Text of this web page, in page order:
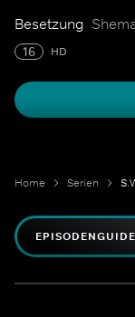
Besetzung
16 HD
Home Serien
EPISODENGUIDE